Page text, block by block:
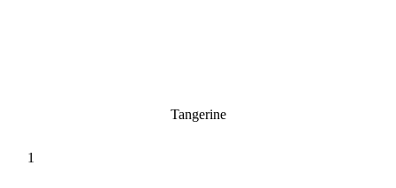
Tangerine